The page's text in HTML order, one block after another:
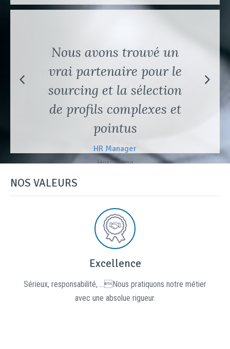
Nous avons trouvé un
vrai partenaire pour le
sourcing et la sélection
de profils complexes et
pointus
HR Manager
Husqvarna
NOS VALEURS
Excellence
Sérieux, responsabilité, ...Nous pratiquons notre métier
avec une absolue rigueur.